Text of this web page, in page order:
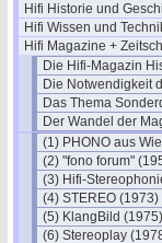
Hifi Historie und
Hifi Wissen und
Hifi Magazine +
Die Hifi-Magazin
Die Notwendigkeit
Das Thema
Der Wandel der
(1) PHONO aus
(2) "fono forum"
(3) Hifi-
(4) STEREO (1973)
(5) KlangBild (1975)
(6) Stereoplay